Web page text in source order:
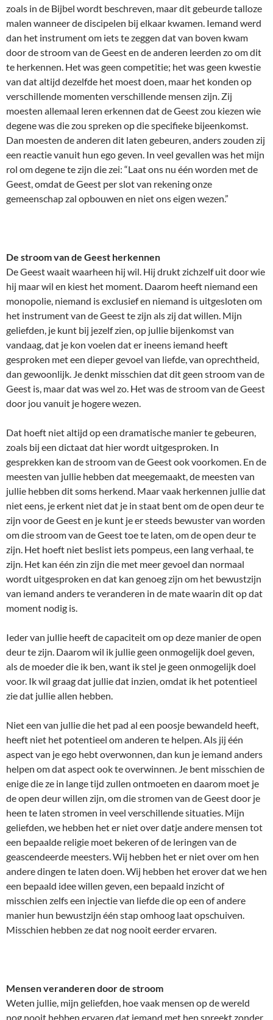
zoals in de Bijbel wordt beschreven, maar dit gebeurde talloze
malen wanneer de discipelen bij elkaar kwamen. Iemand werd
dan het instrument om iets te zeggen dat van boven kwam
door de stroom van de Geest en de anderen leerden zo om dit
te herkennen. Het was geen competitie; het was geen kwestie
van dat altijd dezelfde het moest doen, maar het konden op
verschillende momenten verschillende mensen zijn. Zij
moesten allemaal leren erkennen dat de Geest zou kiezen wie
degene was die zou spreken op die specifieke bijeenkomst.
Dan moesten de anderen dit laten gebeuren, anders zouden zij
een reactie vanuit hun ego geven. In veel gevallen was het mijn
rol om degene te zijn die zei: “Laat ons nu één worden met de
Geest, omdat de Geest per slot van rekening onze
gemeenschap zal opbouwen en niet ons eigen wezen.”
De stroom van de Geest herkennen
De Geest waait waarheen hij wil. Hij drukt zichzelf uit door wie
hij maar wil en kiest het moment. Daarom heeft niemand een
monopolie, niemand is exclusief en niemand is uitgesloten om
het instrument van de Geest te zijn als zij dat willen. Mijn
geliefden, je kunt bij jezelf zien, op jullie bijenkomst van
vandaag, dat je kon voelen dat er ineens iemand heeft
gesproken met een dieper gevoel van liefde, van oprechtheid,
dan gewoonlijk. Je denkt misschien dat dit geen stroom van de
Geest is, maar dat was wel zo. Het was de stroom van de Geest
door jou vanuit je hogere wezen.
Dat hoeft niet altijd op een dramatische manier te gebeuren,
zoals bij een dictaat dat hier wordt uitgesproken. In
gesprekken kan de stroom van de Geest ook voorkomen. En de
meesten van jullie hebben dat meegemaakt, de meesten van
jullie hebben dit soms herkend. Maar vaak herkennen jullie dat
niet eens, je erkent niet dat je in staat bent om de open deur te
zijn voor de Geest en je kunt je er steeds bewuster van worden
om die stroom van de Geest toe te laten, om de open deur te
zijn. Het hoeft niet beslist iets pompeus, een lang verhaal, te
zijn. Het kan één zin zijn die met meer gevoel dan normaal
wordt uitgesproken en dat kan genoeg zijn om het bewustzijn
van iemand anders te veranderen in de mate waarin dit op dat
moment nodig is.
Ieder van jullie heeft de capaciteit om op deze manier de open
deur te zijn. Daarom wil ik jullie geen onmogelijk doel geven,
als de moeder die ik ben, want ik stel je geen onmogelijk doel
voor. Ik wil graag dat jullie dat inzien, omdat ik het potentieel
zie dat jullie allen hebben.
Niet een van jullie die het pad al een poosje bewandeld heeft,
heeft niet het potentieel om anderen te helpen. Als jij één
aspect van je ego hebt overwonnen, dan kun je iemand anders
helpen om dat aspect ook te overwinnen. Je bent misschien de
enige die ze in lange tijd zullen ontmoeten en daarom moet je
de open deur willen zijn, om die stromen van de Geest door je
heen te laten stromen in veel verschillende situaties. Mijn
geliefden, we hebben het er niet over datje andere mensen tot
een bepaalde religie moet bekeren of de leringen van de
geascendeerde meesters. Wij hebben het er niet over om hen
andere dingen te laten doen. Wij hebben het erover dat we hen
een bepaald idee willen geven, een bepaald inzicht of
misschien zelfs een injectie van liefde die op een of andere
manier hun bewustzijn één stap omhoog laat opschuiven.
Misschien hebben ze dat nog nooit eerder ervaren.
Mensen veranderen door de stroom
Weten jullie, mijn geliefden, hoe vaak mensen op de wereld
nog nooit hebben ervaren dat iemand met hen spreekt zonder